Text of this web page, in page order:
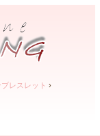
レスレット ›